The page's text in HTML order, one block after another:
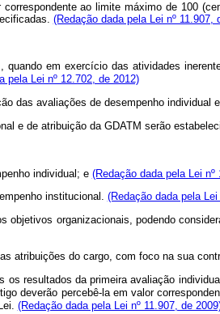
ao limite máximo de 100
(Redação dada pela Lei nº 11.907,
, quando em exercício das atividades
pela Lei nº 12.702, de 2012)
das avaliações de desempenho individual
e de atribuição da GDATM serão
individual; e (Redação dada pela Lei nº
institucional. (Redação dada pela
objetivos organizacionais, podendo
atribuições do cargo, com foco na sua
resultados da primeira avaliação
deverão percebê-la em valor
(Redação dada pela Lei nº 11.907, de